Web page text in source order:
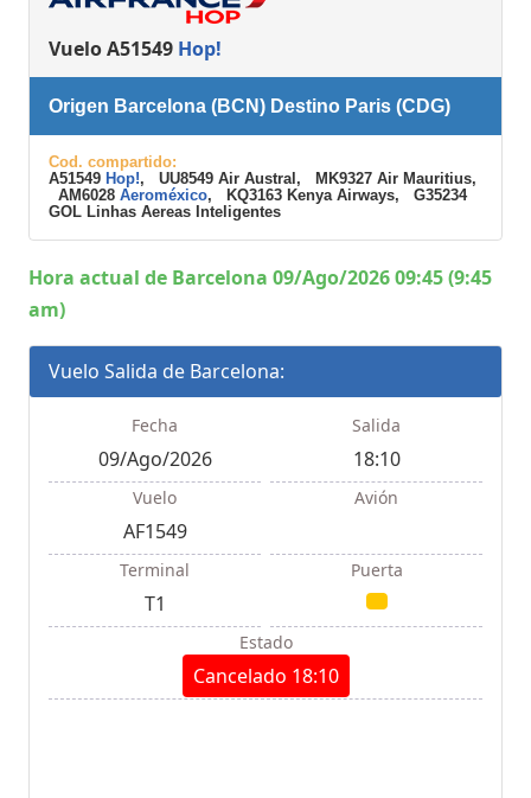
Vuelo A51549 Hop!
Origen Barcelona (BCN) Destino Paris (CDG)
Cod. compartido:
A51549 Hop!, UU8549 Air Austral, MK9327 Air Mauritius,
AM6028 Aeroméxico, KQ3163 Kenya Airways, G35234
GOL Linhas Aereas Inteligentes
Hora actual de Barcelona 09/Ago/2026 09:45 (9:45
am)
Vuelo Salida de Barcelona:
Fecha
09/Ago/2026
Salida
18:10
Vuelo
AF1549
Avión
Terminal
T1
Puerta
Estado
Cancelado 18:10